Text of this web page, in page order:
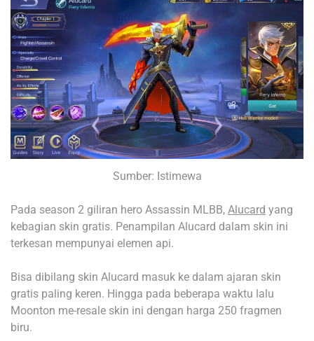
Sumber: Istimewa
Pada season 2 giliran hero Assassin MLBB, Alucard yang
kebagian skin gratis. Penampilan Alucard dalam skin ini
terkesan mempunyai elemen api.
Bisa dibilang skin Alucard masuk ke dalam ajaran skin
gratis paling keren. Hingga pada beberapa waktu lalu
Moonton me-resale skin ini dengan harga 250 fragmen
biru.